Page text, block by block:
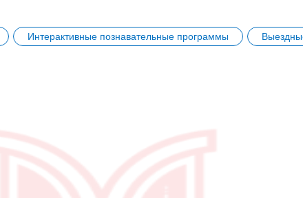
Интерактивные познавательные программы